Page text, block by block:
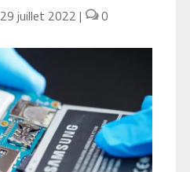
29 juillet 2022 |
0